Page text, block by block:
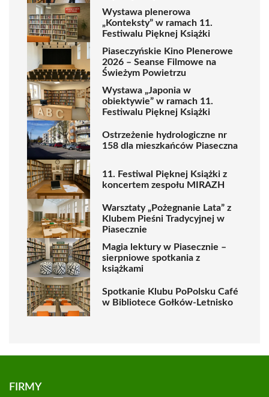
Wystawa plenerowa
„Konteksty” w ramach 11.
Festiwalu Pięknej Książki
Piaseczyńskie Kino Plenerowe
2026 – Seanse Filmowe na
Świeżym Powietrzu
Wystawa „Japonia w
obiektywie” w ramach 11.
Festiwalu Pięknej Książki
Ostrzeżenie hydrologiczne nr
158 dla mieszkańców Piaseczna
11. Festiwal Pięknej Książki z
koncertem zespołu MIRAZH
Warsztaty „Pożegnanie Lata” z
Klubem Pieśni Tradycyjnej w
Piasecznie
Magia lektury w Piasecznie –
sierpniowe spotkania z
książkami
Spotkanie Klubu PoPolsku Café
w Bibliotece Gołków-Letnisko
FIRMY